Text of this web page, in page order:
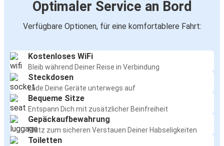
Optimaler Service an Bord
Verfügbare Optionen, für eine komfortablere Fahrt:
Kostenloses WiFi
Bleib während Deiner Reise in Verbindung
Steckdosen
Lade Deine Geräte unterwegs auf
Bequeme Sitze
Entspann Dich mit zusätzlicher Beinfreiheit
Gepäckaufbewahrung
Platz zum sicheren Verstauen Deiner Habseligkeiten
Toiletten